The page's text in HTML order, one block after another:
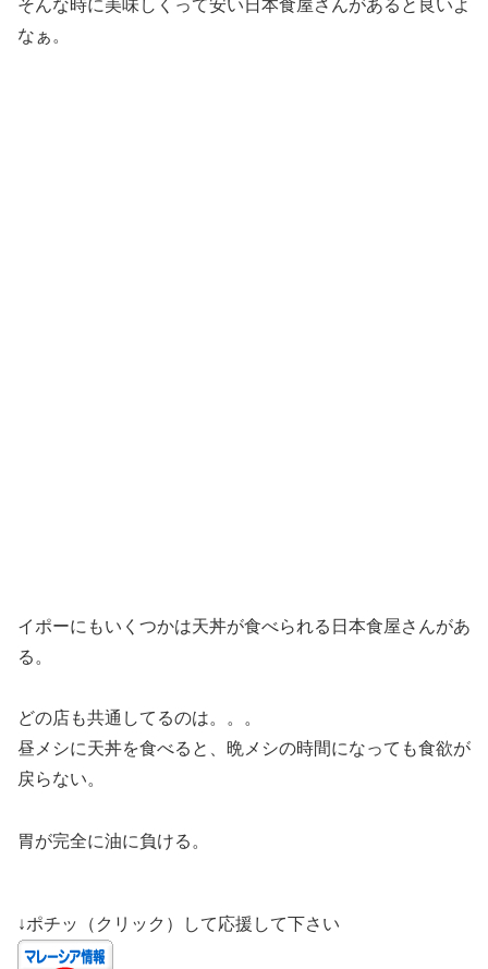
そんな時に美味しくって安い日本食屋さんがあると良いよ
なぁ。
イポーにもいくつかは天丼が食べられる日本食屋さんがあ
る。
どの店も共通してるのは。。。
昼メシに天丼を食べると、晩メシの時間になっても食欲が
戻らない。
胃が完全に油に負ける。
↓ポチッ（クリック）して応援して下さい